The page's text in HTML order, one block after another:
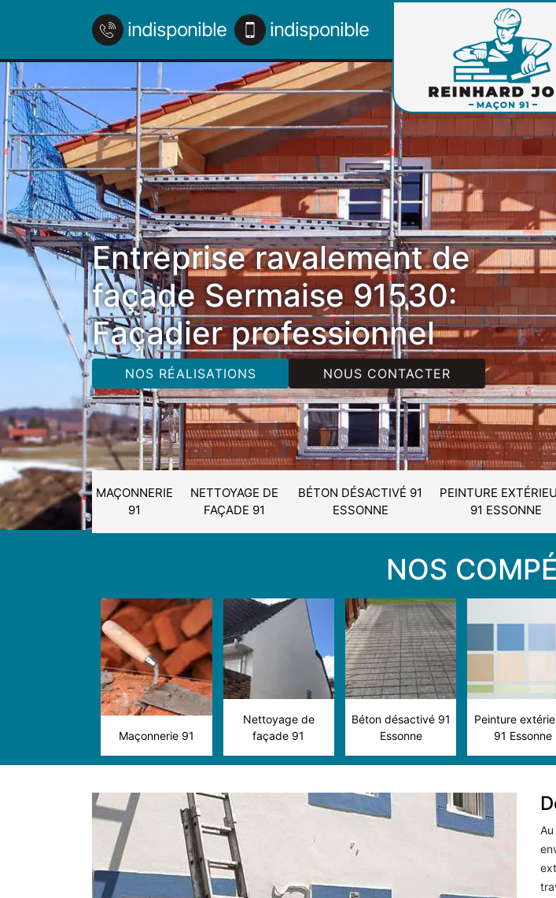
indisponible indisponible
Entreprise ravalement de
façade Sermaise 91530:
Façadier professionnel
NOS RÉALISATIONS NOUS CONTACTER
MAÇONNERIE
91
NETTOYAGE DE
FAÇADE 91
BÉTON DÉSACTIVÉ 91
ESSONNE
PEINTURE
91 ESSONNE
NOS
Maçonnerie 91
Nettoyage de
façade 91
Béton désactivé 91
Essonne
Peinture
91 Essonne